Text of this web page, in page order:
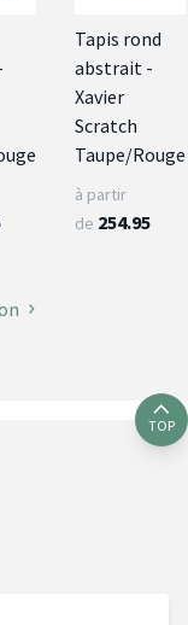
Tapis rond
abstrait -
Xavier
Scratch
Taupe/Rouge
à partir
de 254.95
TOP